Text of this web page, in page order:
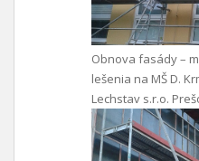
Obnova fasády –
lešenia na MŠ D.
Lechstav s.r.o.